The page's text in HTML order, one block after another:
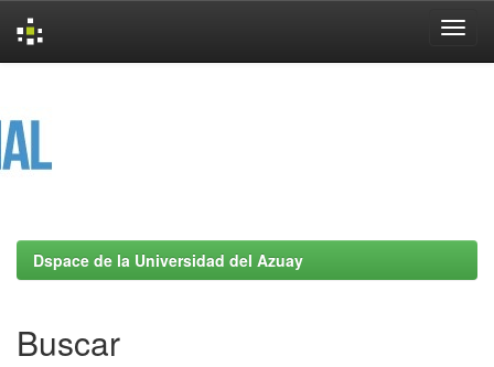
Dspace de la Universidad del Azuay
Buscar